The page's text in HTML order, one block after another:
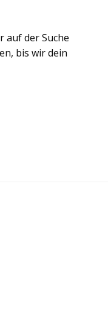
auf der Suche
bis wir dein